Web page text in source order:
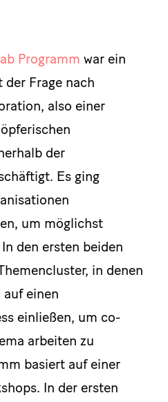
Programm war ein
Frage nach
also einer
der
Es ging
um möglichst
den ersten beiden
in denen
einen
einließen, um co-
arbeiten zu
basiert auf einer
In der ersten